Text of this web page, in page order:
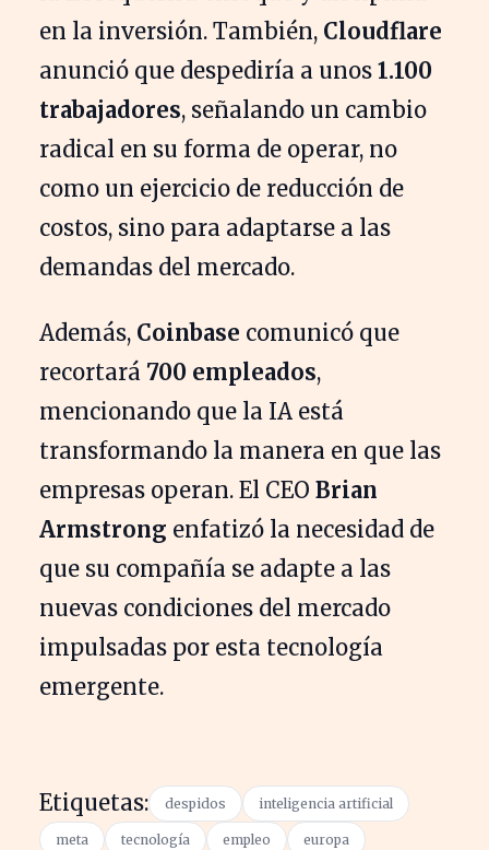
en la inversión. También, Cloudflare
anunció que despediría a unos 1.100
trabajadores, señalando un cambio
radical en su forma de operar, no
como un ejercicio de reducción de
costos, sino para adaptarse a las
demandas del mercado.
Además, Coinbase comunicó que
recortará 700 empleados,
mencionando que la IA está
transformando la manera en que las
empresas operan. El CEO Brian
Armstrong enfatizó la necesidad de
que su compañía se adapte a las
nuevas condiciones del mercado
impulsadas por esta tecnología
emergente.
Etiquetas: despidos inteligencia artificial
meta tecnología empleo europa